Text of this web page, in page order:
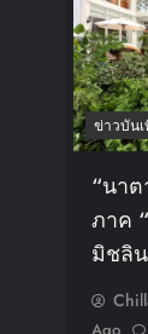
ข่าวบันเ
“นา
ภาค
มิชลิน
Ago